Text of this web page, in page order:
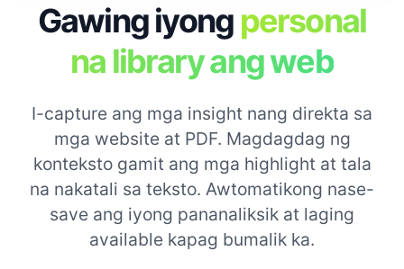
Gawing iyong personal
na library ang web
I-capture ang mga insight nang direkta sa
mga website at PDF. Magdagdag ng
konteksto gamit ang mga highlight at tala
na nakatali sa teksto. Awtomatikong nase-
save ang iyong pananaliksik at laging
available kapag bumalik ka.